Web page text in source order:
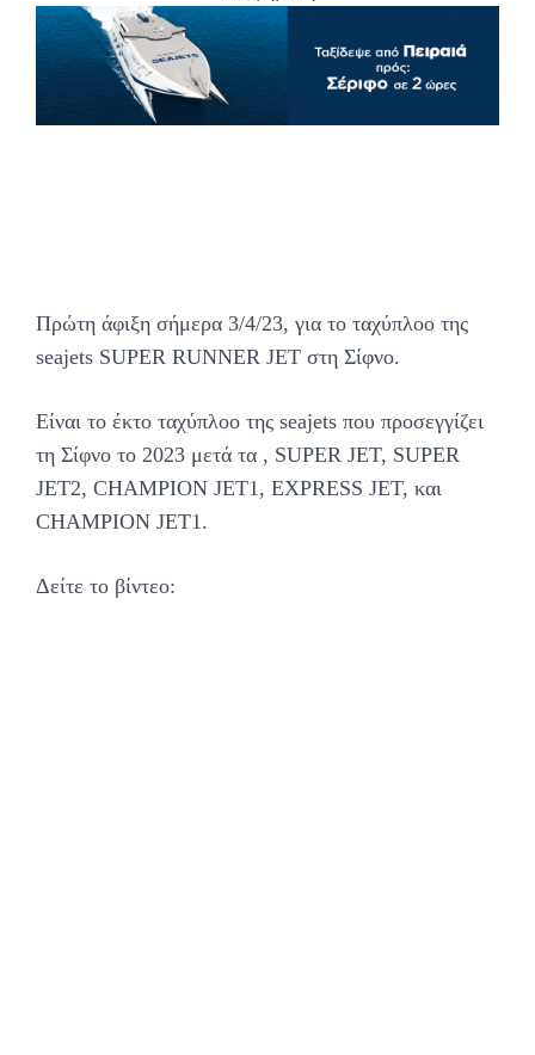
Πρώτη άφιξη σήμερα 3/4/23, για το ταχύπλοο της
seajets SUPER RUNNER JET στη Σίφνο.
Είναι το έκτο ταχύπλοο της seajets που προσεγγίζει
τη Σίφνο το 2023 μετά τα , SUPER JET, SUPER
JET2, CHAMPION JET1, EXPRESS JET, και
CHAMPION JET1.
Δείτε το βίντεο: